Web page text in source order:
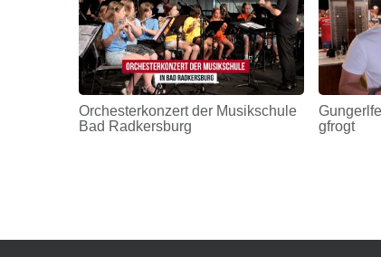
Orchesterkonzert der Musikschule
Bad Radkersburg
gfrogt